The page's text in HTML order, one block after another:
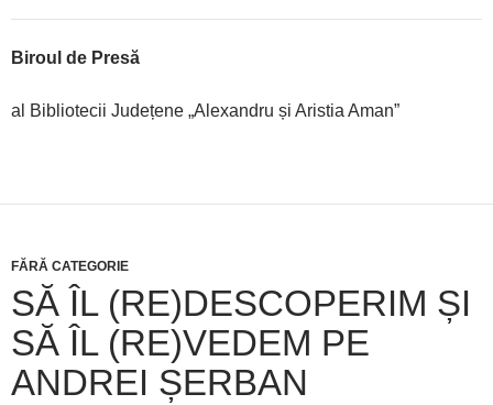
Biroul de Presă
al Bibliotecii Județene „Alexandru și Aristia Aman”
FĂRĂ CATEGORIE
SĂ ÎL (RE)DESCOPERIM ȘI
SĂ ÎL (RE)VEDEM PE
ANDREI ȘERBAN